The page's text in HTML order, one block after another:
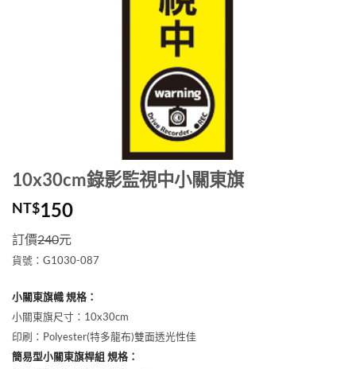
10x30cm錄影監視中小關東旗
NT$150
訂價240元
貨號：G1030-087
小關東旗幟 規格：
小關東旗尺寸：10x30cm
印刷：Polyester(特多龍布)雙面透光性佳
簡易型小關東旗桿組 規格：